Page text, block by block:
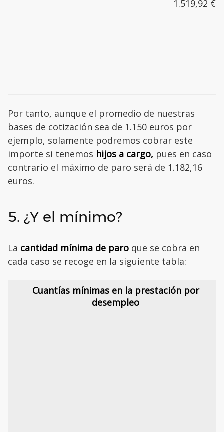
1.519,92 €
Por tanto, aunque el promedio de nuestras
bases de cotización sea de 1.150 euros por
ejemplo, solamente podremos cobrar este
importe si tenemos hijos a cargo, pues en caso
contrario el máximo de paro será de 1.182,16
euros.
5. ¿Y el mínimo?
La cantidad mínima de paro que se cobra en
cada caso se recoge en la siguiente tabla:
Cuantías mínimas en la prestación por
desempleo